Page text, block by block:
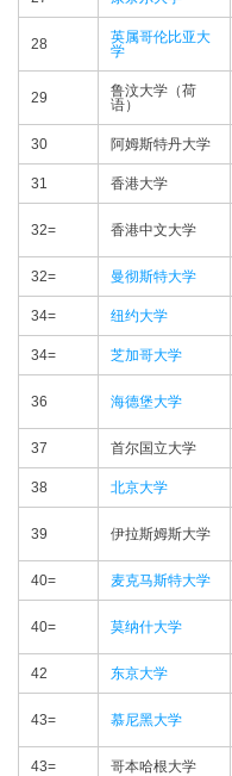
28
英属哥伦比亚大
学
29
鲁汶大学（荷
语）
30 阿姆斯特丹大学
31 香港大学
32= 香港中文大学
32= 曼彻斯特大学
34= 纽约大学
34= 芝加哥大学
36 海德堡大学
37 首尔国立大学
38 北京大学
39 伊拉斯姆斯大学
40= 麦克马斯特大学
40= 莫纳什大学
42 东京大学
43= 慕尼黑大学
43= 哥本哈根大学